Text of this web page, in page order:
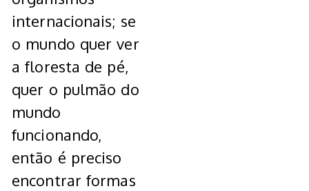
internacionais; se
o mundo quer ver
a floresta de pé,
quer o pulmão do
mundo
funcionando,
então é preciso
encontrar formas